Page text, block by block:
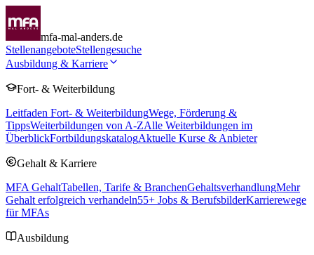
mfa-mal-anders.de
StellenangeboteStellengesuche
Ausbildung & Karriere
Fort- & Weiterbildung
Leitfaden Fort- & WeiterbildungWege, Förderung &
TippsWeiterbildungen von A-ZAlle Weiterbildungen im
ÜberblickFortbildungskatalogAktuelle Kurse & Anbieter
Gehalt & Karriere
MFA GehaltTabellen, Tarife & BranchenGehaltsverhandlungMehr
Gehalt erfolgreich verhandeln55+ Jobs & BerufsbilderKarrierewege
für MFAs
Ausbildung